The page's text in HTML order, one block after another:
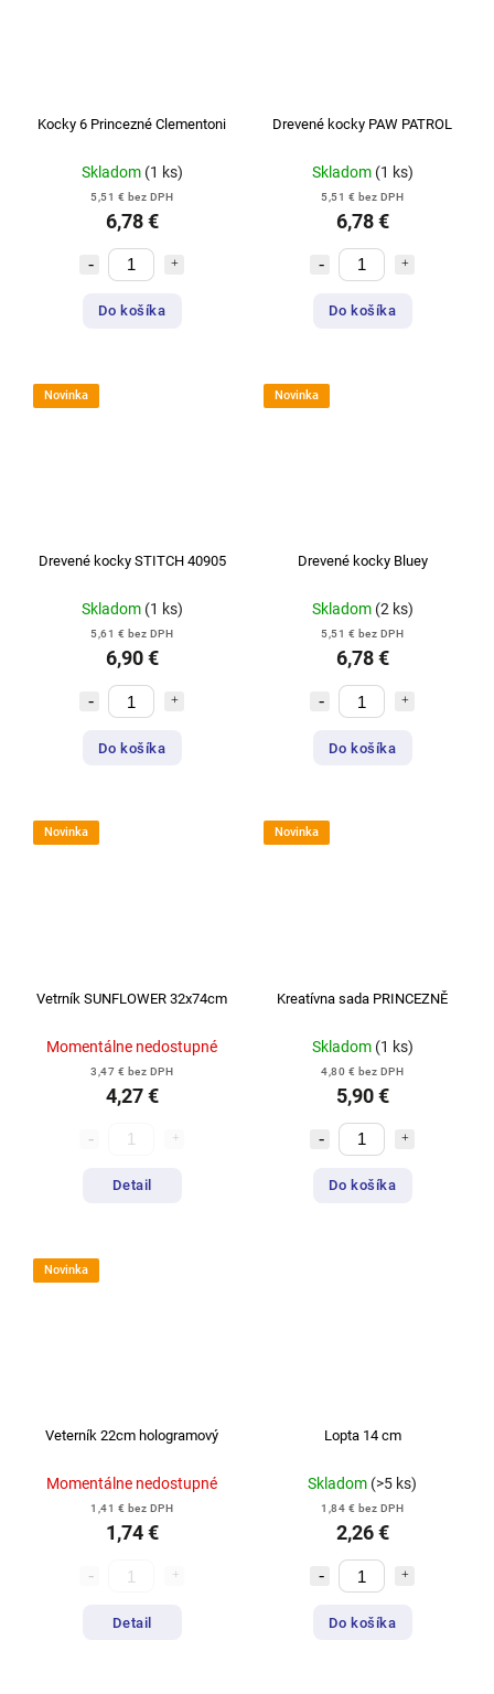
Kocky 6 Princezné Clementoni
Skladom (1 ks)
5,51 € bez DPH
6,78 €
Do košíka
Drevené kocky PAW PATROL
Skladom (1 ks)
5,51 € bez DPH
6,78 €
Do košíka
Novinka
Drevené kocky STITCH 40905
Skladom (1 ks)
5,61 € bez DPH
6,90 €
Do košíka
Novinka
Drevené kocky Bluey
Skladom (2 ks)
5,51 € bez DPH
6,78 €
Do košíka
Novinka
Vetrník SUNFLOWER 32x74cm
Momentálne nedostupné
3,47 € bez DPH
4,27 €
Detail
Novinka
Kreatívna sada PRINCEZNĚ
Skladom (1 ks)
4,80 € bez DPH
5,90 €
Do košíka
Novinka
Veterník 22cm hologramový
Momentálne nedostupné
1,41 € bez DPH
1,74 €
Detail
Lopta 14 cm
Skladom (>5 ks)
1,84 € bez DPH
2,26 €
Do košíka